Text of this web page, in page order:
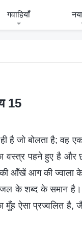
गवाहियाँ
15
है जो बोलता है; वह
वस्त्र पहने हुए है और
आँखें आग की ज्वाला
के शब्द के समान है।
ऐसा प्रज्‍वलित है,